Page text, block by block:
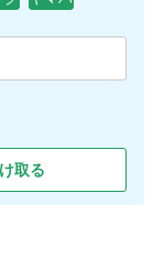
取る